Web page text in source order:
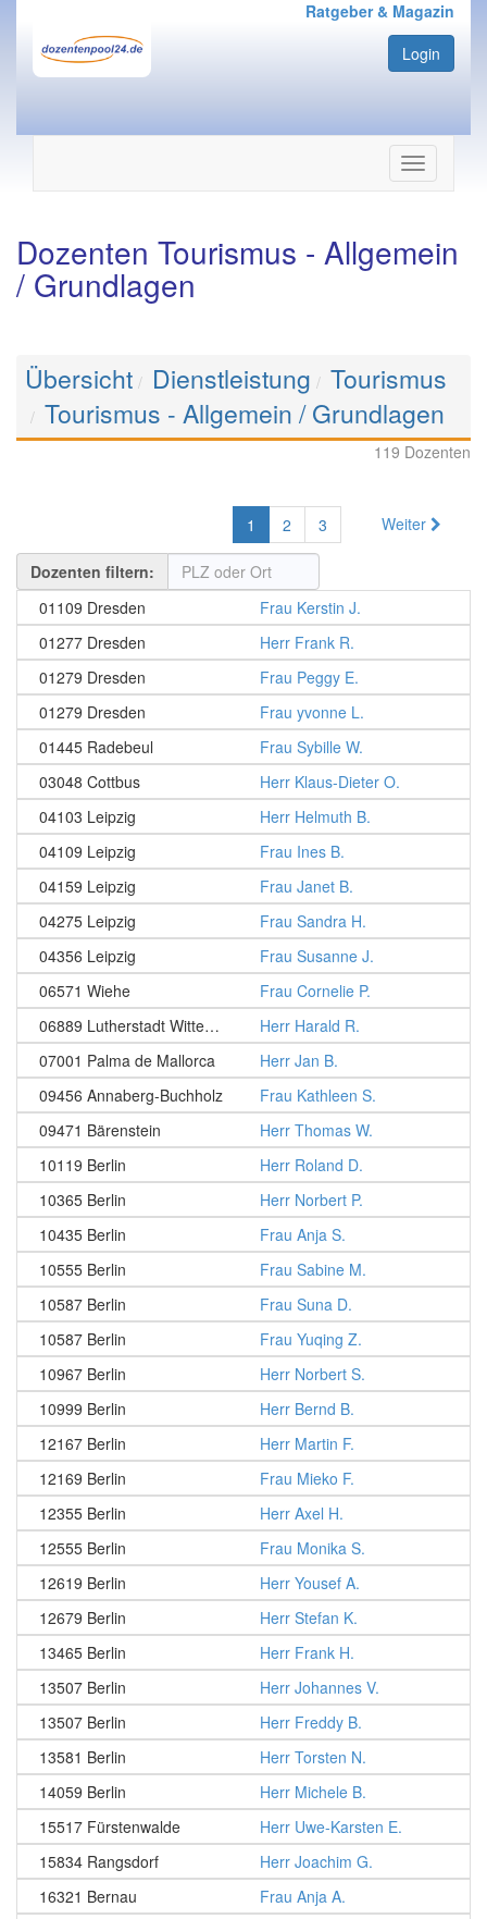
Ratgeber & Magazin
Login
Navigation
ein-/
Dozenten Tourismus - Allgemein
/ Grundlagen
Übersicht Dienstleistung Tourismus
Tourismus - Allgemein / Grundlagen
119 Dozenten
1 2 3 Weiter
Dozenten filtern:
01109 Dresden
Frau Kerstin J.
01277 Dresden
Herr Frank R.
01279 Dresden
Frau Peggy E.
01279 Dresden
Frau yvonne L.
01445 Radebeul
Frau Sybille W.
03048 Cottbus
Herr Klaus-Dieter O.
04103 Leipzig
Herr Helmuth B.
04109 Leipzig
Frau Ines B.
04159 Leipzig
Frau Janet B.
04275 Leipzig
Frau Sandra H.
04356 Leipzig
Frau Susanne J.
06571 Wiehe
Frau Cornelie P.
06889 Lutherstadt Wittenberg
Herr Harald R.
07001 Palma de Mallorca
Herr Jan B.
09456 Annaberg-Buchholz
Frau Kathleen S.
09471 Bärenstein
Herr Thomas W.
10119 Berlin
Herr Roland D.
10365 Berlin
Herr Norbert P.
10435 Berlin
Frau Anja S.
10555 Berlin
Frau Sabine M.
10587 Berlin
Frau Suna D.
10587 Berlin
Frau Yuqing Z.
10967 Berlin
Herr Norbert S.
10999 Berlin
Herr Bernd B.
12167 Berlin
Herr Martin F.
12169 Berlin
Frau Mieko F.
12355 Berlin
Herr Axel H.
12555 Berlin
Frau Monika S.
12619 Berlin
Herr Yousef A.
12679 Berlin
Herr Stefan K.
13465 Berlin
Herr Frank H.
13507 Berlin
Herr Johannes V.
13507 Berlin
Herr Freddy B.
13581 Berlin
Herr Torsten N.
14059 Berlin
Herr Michele B.
15517 Fürstenwalde
Herr Uwe-Karsten E.
15834 Rangsdorf
Herr Joachim G.
16321 Bernau
Frau Anja A.